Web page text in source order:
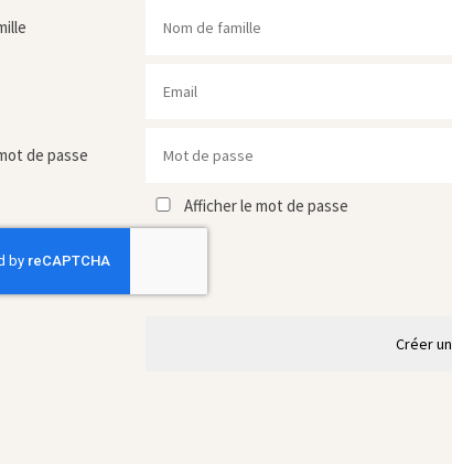
de passe
Afficher le mot de passe
Créer